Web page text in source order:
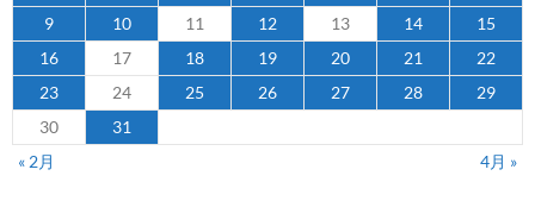
9
10 11 12 13 14
15
16
17 18 19 20 21
22
23
24 25 26 27 28
29
30
31
« 2月
4月 »